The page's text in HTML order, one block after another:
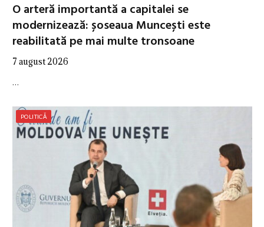
O arteră importantă a capitalei se
modernizează: șoseaua Muncești este
reabilitată pe mai multe tronsoane
7 august 2026
…
POLITICĂ